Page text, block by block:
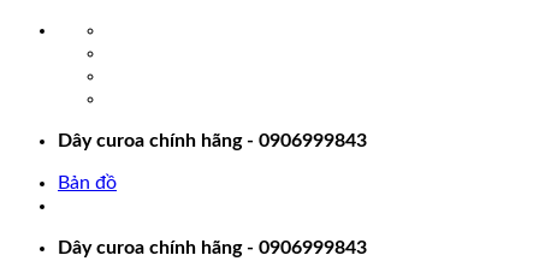
Dây curoa chính hãng - 0906999843
Bản đồ
Dây curoa chính hãng - 0906999843